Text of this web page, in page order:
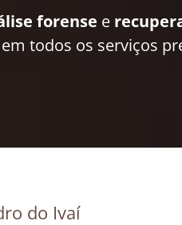
forense e
em todos os serviços
do Ivaí